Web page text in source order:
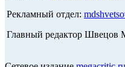
Рекламный отдел:
Главный редактор Швецов